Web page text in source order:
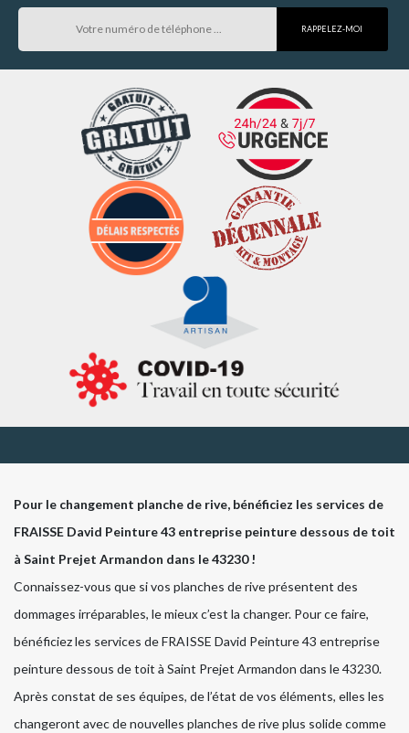
Pour le changement planche de rive, bénéficiez les services de
FRAISSE David Peinture 43 entreprise peinture dessous de toit
à Saint Prejet Armandon dans le 43230 !
Connaissez-vous que si vos planches de rive présentent des
dommages irréparables, le mieux c’est la changer. Pour ce faire,
bénéficiez les services de FRAISSE David Peinture 43 entreprise
peinture dessous de toit à Saint Prejet Armandon dans le 43230.
Après constat de ses équipes, de l’état de vos éléments, elles les
changeront avec de nouvelles planches de rive plus solide comme